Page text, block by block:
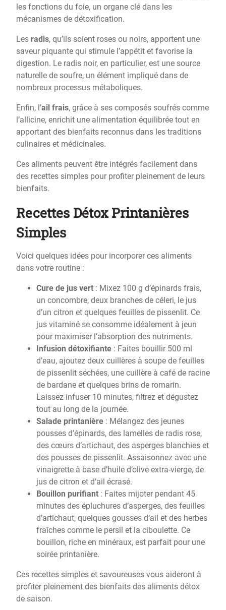
les fonctions du foie, un organe clé dans les
mécanismes de détoxification.
Les radis, qu’ils soient roses ou noirs, apportent une
saveur piquante qui stimule l’appétit et favorise la
digestion. Le radis noir, en particulier, est une source
naturelle de soufre, un élément impliqué dans de
nombreux processus métaboliques.
Enfin, l’ail frais, grâce à ses composés soufrés comme
l’allicine, enrichit une alimentation équilibrée tout en
apportant des bienfaits reconnus dans les traditions
culinaires et médicinales.
Ces aliments peuvent être intégrés facilement dans
des recettes simples pour profiter pleinement de leurs
bienfaits.
Recettes Détox Printanières
Simples
Voici quelques idées pour incorporer ces aliments
dans votre routine :
Cure de jus vert : Mixez 100 g d’épinards frais,
un concombre, deux branches de céleri, le jus
d’un citron et quelques feuilles de pissenlit. Ce
jus vitaminé se consomme idéalement à jeun
pour maximiser l’absorption des nutriments.
Infusion détoxifiante : Faites bouillir 500 ml
d’eau, ajoutez deux cuillères à soupe de feuilles
de pissenlit séchées, une cuillère à café de racine
de bardane et quelques brins de romarin.
Laissez infuser 10 minutes, filtrez et dégustez
tout au long de la journée.
Salade printanière : Mélangez des jeunes
pousses d’épinards, des lamelles de radis rose,
des cœurs d’artichaut, des asperges blanchies et
des pousses de pissenlit. Assaisonnez avec une
vinaigrette à base d’huile d’olive extra-vierge, de
jus de citron et d’ail écrasé.
Bouillon purifiant : Faites mijoter pendant 45
minutes des épluchures d’asperges, des feuilles
d’artichaut, quelques gousses d’ail et des herbes
fraîches comme le persil et la ciboulette. Ce
bouillon, riche en minéraux, est parfait pour une
soirée printanière.
Ces recettes simples et savoureuses vous aideront à
profiter pleinement des bienfaits des aliments détox
de saison.